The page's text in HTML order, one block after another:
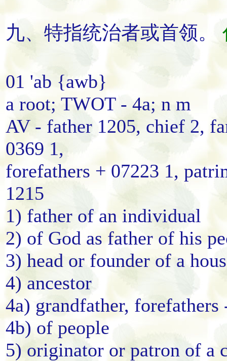
九、特指统治者或首领。
01 'ab {awb}
a root; TWOT - 4a; n m
AV - father 1205, chief 2,
0369 1,
forefathers + 07223 1,
1215
1) father of an individual
2) of God as father of his
3) head or founder of a
4) ancestor
4a) grandfather, forefathers
4b) of people
5) originator or patron of a